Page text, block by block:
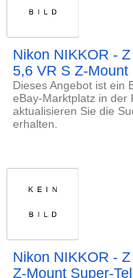
Nikon NIKKOR -
5,6 VR S Z-
Dieses Angebot ist ein
eBay-Marktplatz in der
aktualisieren Sie die
erhalten.
Nikon NIKKOR -
Z-Mount Super-